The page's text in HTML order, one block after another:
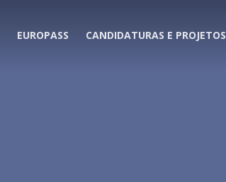
EUROPASS CANDIDATURAS E PROJETOS